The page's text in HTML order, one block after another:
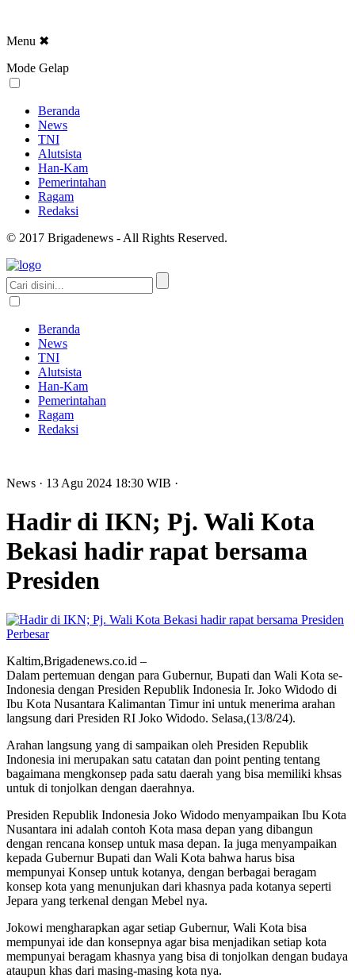
Menu ✖
Mode Gelap
Beranda
News
TNI
Alutsista
Han-Kam
Pemerintahan
Ragam
Redaksi
© 2017 Brigadenews - All Rights Reserved.
Beranda
News
TNI
Alutsista
Han-Kam
Pemerintahan
Ragam
Redaksi
News · 13 Agu 2024 18:30 WIB ·
Hadir di IKN; Pj. Wali Kota
Bekasi hadir rapat bersama
Presiden
Perbesar
Kaltim,Brigadenews.co.id –
Dalam pertemuan dengan para Gubernur, Bupati dan Wali Kota se-
Indonesia dengan Presiden Republik Indonesia Ir. Joko Widodo di
Ibu Kota Nusantara Kalimantan Timur ini untuk menerima arahan
langsung dari Presiden RI Joko Widodo. Selasa,(13/8/24).
Arahan langsung yang di sampaikan oleh Presiden Republik
Indonesia ini merupakan satu catatan dan point penting tentang
bagaimana mengkonsep pada satu daerah yang bisa memiliki khsas
untuk di tonjolkan dengan daerahnya.
Presiden Republik Indonesia Joko Widodo menyampaikan Ibu Kota
Nusantara ini adalah contoh Kota masa depan yang dibangun
dengan rencana konsep untuk masa depan. Ia juga menyampaikan
kepada Gubernur Bupati dan Wali Kota bahwa harus bisa
mempunyai Konsep untuk kotanya, dengan berbagai beragam
konsep kota yang menunjukan dari khasnya pada kotanya seperti
Jepara yang terkenal dengan Mebel nya.
Jokowi mengharapkan agar setiap Gubernur, Wali Kota bisa
mempunyai ide dan konsepnya agar bisa menjadikan setiap kota
mempunyai beragam khasnya yang bisa di tonjolkan dengan budaya
ataupun khas dari masing-masing kota nya.